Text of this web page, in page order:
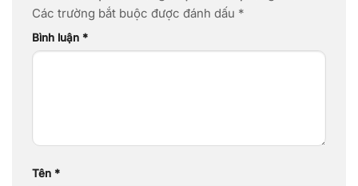
Các trường bắt buộc được đánh dấu *
Bình luận *
Tên *